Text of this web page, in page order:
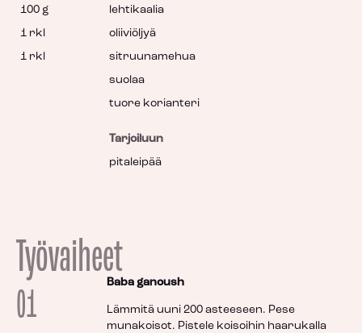
lehtikaalia
100 g
oliiviöljyä
1 rkl
sitruunamehua
1 rkl
suolaa
tuore korianteri
Tarjoiluun
pitaleipää
Työvaiheet
01
Baba ganoush
Lämmitä uuni 200 asteeseen. Pese
munakoisot. Pistele koisoihin haarukalla